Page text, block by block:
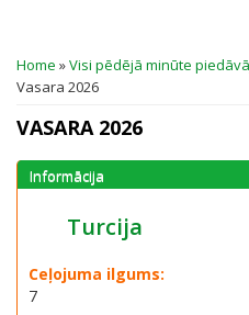
JŪS ATRODATIES ŠEIT
Home »Visi pēdējā minūte
Vasara 2026
VASARA 2026
Informācija
Turcija
Ceļojuma ilgums:
7